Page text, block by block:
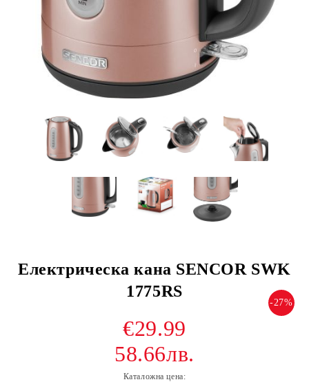
Електрическа кана SENCOR SWK
1775RS
-27%
€29.99
58.66лв.
Каталожна цена: